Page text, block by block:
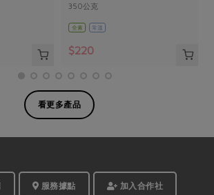
350公克
全素 常溫
$220
看更多產品
服務據點 加入合作社